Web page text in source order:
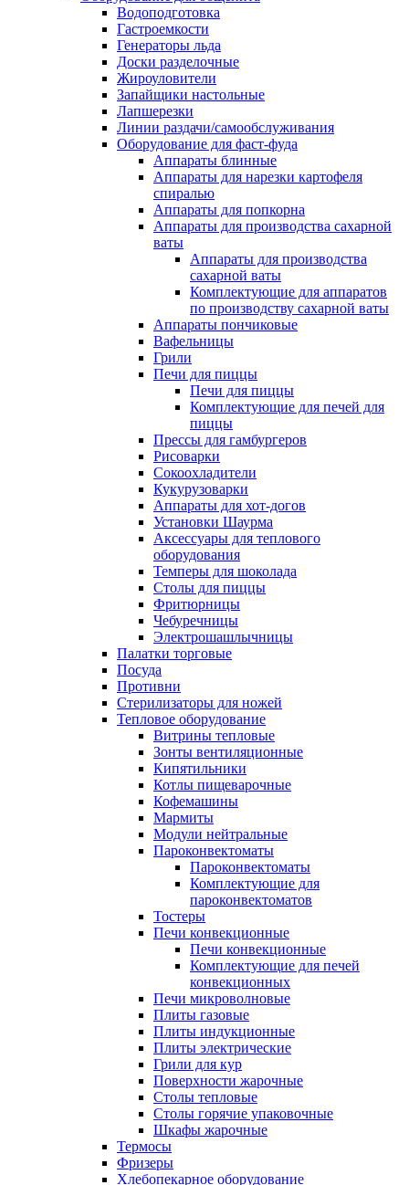
Водоподготовка
Гастроемкости
Генераторы льда
Доски разделочные
Жироуловители
Запайщики настольные
Лапшерезки
Линии раздачи/самообслуживания
Оборудование для фаст-фуда
Аппараты блинные
Аппараты для нарезки картофеля
спиралью
Аппараты для попкорна
Аппараты для производства сахарной
ваты
Аппараты для производства
сахарной ваты
Комплектующие для аппаратов
по производству сахарной ваты
Аппараты пончиковые
Вафельницы
Грили
Печи для пиццы
Печи для пиццы
Комплектующие для печей для
пиццы
Прессы для гамбургеров
Рисоварки
Сокоохладители
Кукурузоварки
Аппараты для хот-догов
Установки Шаурма
Аксессуары для теплового
оборудования
Темперы для шоколада
Столы для пиццы
Фритюрницы
Чебуречницы
Электрошашлычницы
Палатки торговые
Посуда
Противни
Стерилизаторы для ножей
Тепловое оборудование
Витрины тепловые
Зонты вентиляционные
Кипятильники
Котлы пищеварочные
Кофемашины
Мармиты
Модули нейтральные
Пароконвектоматы
Пароконвектоматы
Комплектующие для
пароконвектоматов
Тостеры
Печи конвекционные
Печи конвекционные
Комплектующие для печей
конвекционных
Печи микроволновые
Плиты газовые
Плиты индукционные
Плиты электрические
Грили для кур
Поверхности жарочные
Столы тепловые
Столы горячие упаковочные
Шкафы жарочные
Термосы
Фризеры
Хлебопекарное оборудование